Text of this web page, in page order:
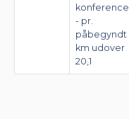
konference
- pr.
påbegyndt
km udover
20,1